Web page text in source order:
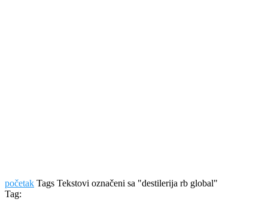
početak Tags Tekstovi označeni sa "destilerija rb global"
Tag: